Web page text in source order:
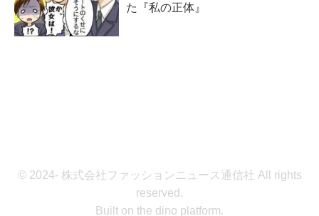
た『私の正体』
© 2024- 株式会社ファッションニュース通信社 All rights
reserved.
Built on the dino platform.